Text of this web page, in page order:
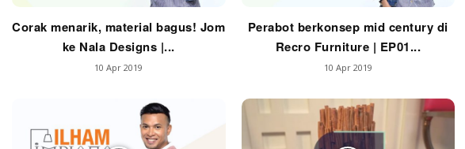
Hub Ideaktiv
Corak menarik, material bagus! Jom
ke Nala Designs |...
10 Apr 2019
Perabot berkonsep mid century di
Recro Furniture | EP01...
10 Apr 2019